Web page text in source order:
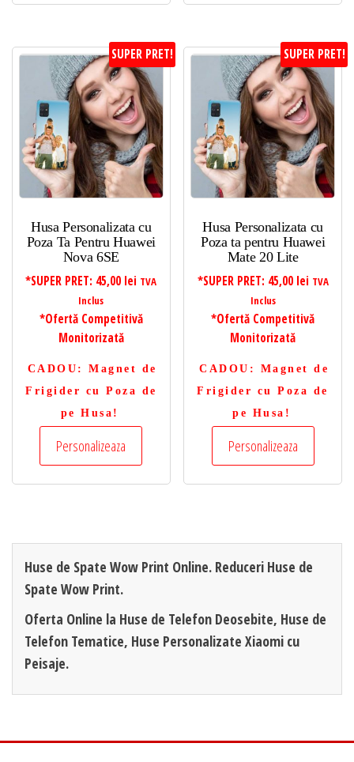
SUPER PRET!
Husa Personalizata cu
Poza Ta Pentru Huawei
Nova 6SE
*SUPER PRET: 45,00 lei TVA
Inclus
*Ofertă Competitivă
Monitorizată
CADOU : Magnet de
Frigider cu Poza de
pe Husa!
Personalizeaza
SUPER PRET!
Husa Personalizata cu
Poza ta pentru Huawei
Mate 20 Lite
*SUPER PRET: 45,00 lei TVA
Inclus
*Ofertă Competitivă
Monitorizată
CADOU : Magnet de
Frigider cu Poza de
pe Husa!
Personalizeaza
Huse de Spate Wow Print Online. Reduceri Huse de
Spate Wow Print.
Oferta Online la Huse de Telefon Deosebite, Huse de
Telefon Tematice, Huse Personalizate Xiaomi cu
Peisaje.